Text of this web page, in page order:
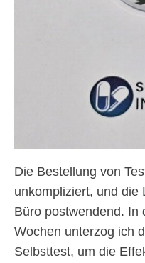
Die Bestellung von
unkompliziert, und die
Büro postwendend. In
Wochen unterzog ich
Selbsttest, um die